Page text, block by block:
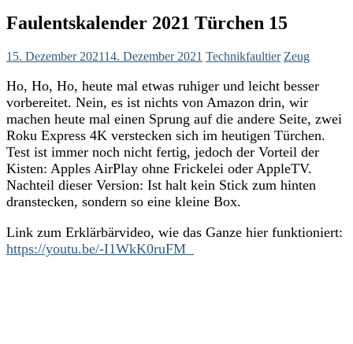
Faulentskalender 2021 Türchen 15
15. Dezember 202114. Dezember 2021 Technikfaultier Zeug
Ho, Ho, Ho, heute mal etwas ruhiger und leicht besser
vorbereitet. Nein, es ist nichts von Amazon drin, wir
machen heute mal einen Sprung auf die andere Seite, zwei
Roku Express 4K verstecken sich im heutigen Türchen.
Test ist immer noch nicht fertig, jedoch der Vorteil der
Kisten: Apples AirPlay ohne Frickelei oder AppleTV.
Nachteil dieser Version: Ist halt kein Stick zum hinten
dranstecken, sondern so eine kleine Box.
Link zum Erklärbärvideo, wie das Ganze hier funktioniert:
https://youtu.be/-I1WkK0ruFM